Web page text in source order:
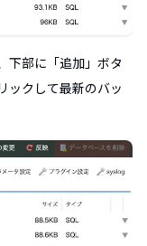
下部に「追加」ボタ
ックして最新のバッ